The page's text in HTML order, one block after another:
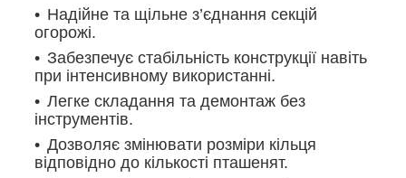
Надійне та щільне з’єднання секцій
огорожі.
Забезпечує стабільність конструкції навіть
при інтенсивному використанні.
Легке складання та демонтаж без
інструментів.
Дозволяє змінювати розміри кільця
відповідно до кількості пташенят.